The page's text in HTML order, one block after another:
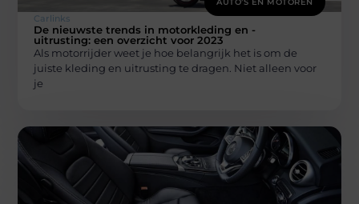
Carlinks
De nieuwste trends in motorkleding en -
uitrusting: een overzicht voor 2023
Als motorrijder weet je hoe belangrijk het is om de
juiste kleding en uitrusting te dragen. Niet alleen voor
je